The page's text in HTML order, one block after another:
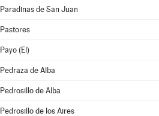
Paradinas de San Juan
Pastores
Payo (El)
Pedraza de Alba
Pedrosillo de Alba
Pedrosillo de los Aires